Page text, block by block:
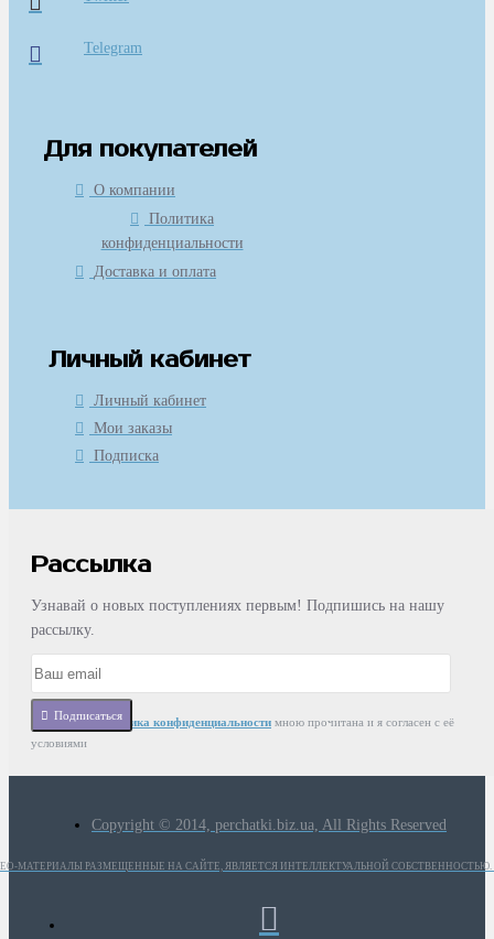
Telegram
Для покупателей
О компании
Политика
конфиденциальности
Доставка и оплата
Личный кабинет
Личный кабинет
Мои заказы
Подписка
Рассылка
Узнавай о новых поступлениях первым! Подпишись на нашу
рассылку.
Подписаться
СтатьяПолитика конфиденциальности мною прочитана и я согласен с её
условиями
Copyright © 2014, perchatki.biz.ua, All Rights Reserved
МАТЕРИАЛЫ РАЗМЕЩЕННЫЕ НА САЙТЕ, ЯВЛЯЕТСЯ ИНТЕЛЛЕКТУАЛЬНОЙ